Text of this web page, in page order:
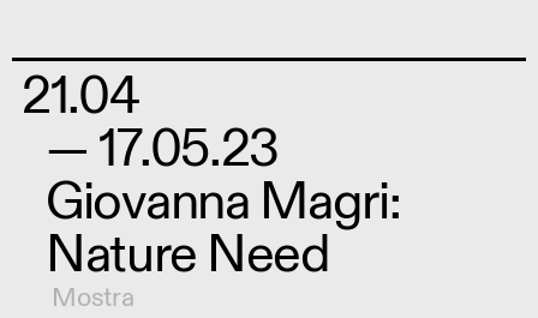
21.04
— 17.05.23
Giovanna Magri:
Nature Need
Mostra